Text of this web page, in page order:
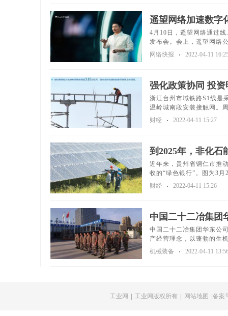
遥望网络加速数字
4月10日，遥望网络通过
发布会。会上，遥望网络
网络快报
2022-04-11
强化政策协同 投资
浙江台州市域铁路S1线是
温岭城南段安装接触网。
财经
2022-04-11 15:27
到2025年，非化石
近年来，贵州省铜仁市推
收的“绿色银行”。图为3
财经
2022-04-11 15:26
中国二十二冶集团
中国二十二冶集团华东公
产经营理念，以蓬勃的生
机械装备
2022-04-11
工业网 工业网版权所有 网站地图 |备案